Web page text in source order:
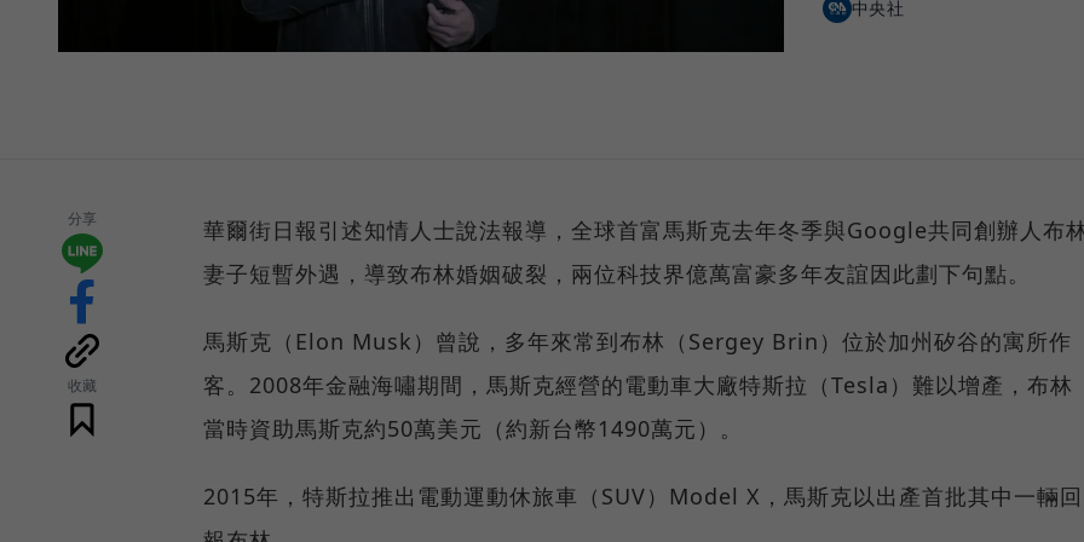
中央社
分享
收藏
華爾街日報引述知情人士說法報導，全球首富馬斯克去年冬季與Google共同創辦人布
妻子短暫外遇，導致布林婚姻破裂，兩位科技界億萬富豪多年友誼因此劃下句點。
馬斯克（Elon Musk）曾說，多年來常到布林（Sergey Brin）位於加州矽谷的寓所作
客。2008年金融海嘯期間，馬斯克經營的電動車大廠特斯拉（Tesla）難以增產，布林
當時資助馬斯克約50萬美元（約新台幣1490萬元）。
2015年，特斯拉推出電動運動休旅車（SUV）Model X，馬斯克以出產首批其中一輛回